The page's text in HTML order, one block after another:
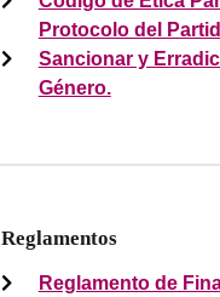
Protocolo del
Sancionar y
Género.
Reglamentos
Reglamento de